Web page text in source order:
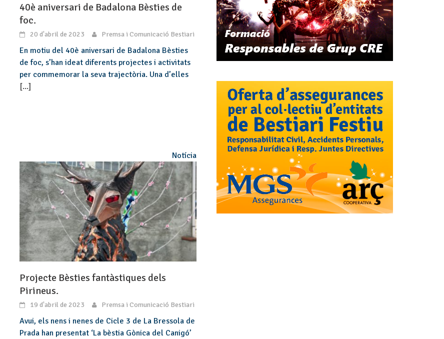
40è aniversari de Badalona Bèsties de
foc.
20 d'abril de 2023 Premsa i Comunicació Bestiari
En motiu del 40è aniversari de Badalona Bèsties
de foc, s’han ideat diferents projectes i activitats
per commemorar la seva trajectòria. Una d’elles
[...]
Notícia
Projecte Bèsties fantàstiques dels
Pirineus.
19 d'abril de 2023 Premsa i Comunicació Bestiari
Avui, els nens i nenes de Cicle 3 de La Bressola de
Prada han presentat ‘La bèstia Gònica del Canigó’